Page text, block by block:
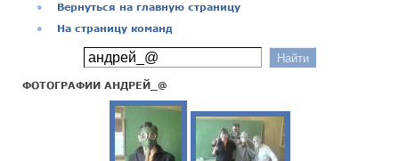
●
Вернуться на главную страницу
●
На страницу команд
ФОТОГРАФИИ АНДРЕЙ_@